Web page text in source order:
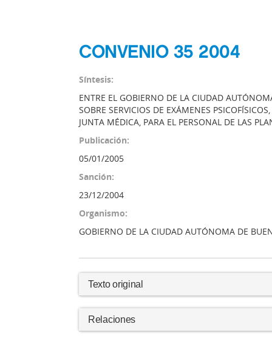
CONVENIO 35 2004
Síntesis:
ENTRE EL GOBIERNO DE LA CIUDAD
SOBRE SERVICIOS DE EXÁMENES
JUNTA MÉDICA, PARA EL PERSONAL DE LAS
Publicación:
05/01/2005
Sanción:
23/12/2004
Organismo:
GOBIERNO DE LA CIUDAD AUTÓNOMA DE
Texto original
Relaciones